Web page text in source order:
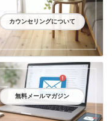
カウンセリングについて
無料メールマガジン